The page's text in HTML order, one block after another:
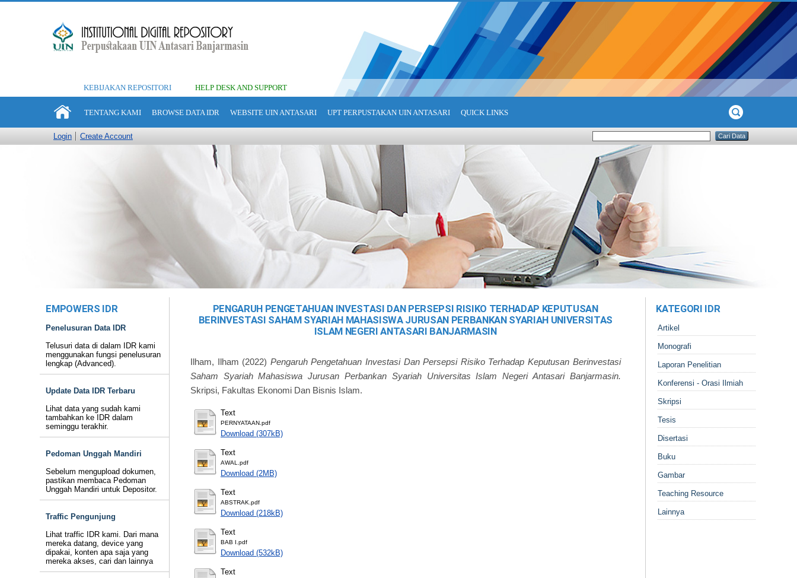
KEBIJAKAN REPOSITORI HELP DESK AND SUPPORT
TENTANG KAMI BROWSE DATA IDR WEBSITE UIN ANTASARI UPT PERPUSTAKAN UIN ANTASARI QUICK LINKS
Login Create Account
EMPOWERS IDR
Penelusuran Data IDR
Telusuri data di dalam IDR kami
menggunakan fungsi penelusuran
lengkap (Advanced).
Update Data IDR Terbaru
Lihat data yang sudah kami
tambahkan ke IDR dalam
seminggu terakhir.
Pedoman Unggah Mandiri
Sebelum mengupload dokumen,
pastikan membaca Pedoman
Unggah Mandiri untuk Depositor.
Traffic Pengunjung
Lihat traffic IDR kami. Dari mana
mereka datang, device yang
dipakai, konten apa saja yang
mereka akses, cari dan lainnya
PENGARUH PENGETAHUAN INVESTASI DAN PERSEPSI RISIKO TERHADAP KEPUTUSAN
BERINVESTASI SAHAM SYARIAH MAHASISWA JURUSAN PERBANKAN SYARIAH UNIVERSITAS
ISLAM NEGERI ANTASARI BANJARMASIN
Ilham, Ilham (2022) Pengaruh Pengetahuan Investasi Dan Persepsi Risiko Terhadap Keputusan Berinvestasi
Saham Syariah Mahasiswa Jurusan Perbankan Syariah Universitas Islam Negeri Antasari Banjarmasin.
Skripsi, Fakultas Ekonomi Dan Bisnis Islam.
Text
PERNYATAAN.pdf
Download (307kB)
Text
AWAL.pdf
Download (2MB)
Text
ABSTRAK.pdf
Download (218kB)
Text
BAB I.pdf
Download (532kB)
Text
KATEGORI IDR
Artikel
Monografi
Laporan Penelitian
Konferensi - Orasi Ilmiah
Skripsi
Tesis
Disertasi
Buku
Gambar
Teaching Resource
Lainnya